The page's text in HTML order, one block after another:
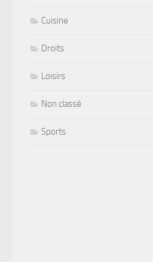
Cuisine
Droits
Loisirs
Non classé
Sports